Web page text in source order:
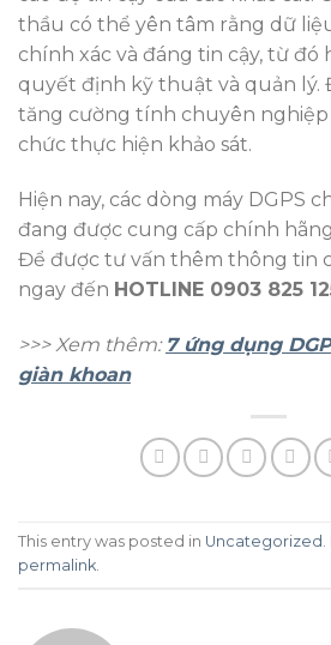
thầu có thể yên tâm rằng dữ
chính xác và đáng tin cậy, từ đó
quyết định kỹ thuật và quản lý.
tăng cường tính chuyên nghiệp
chức thực hiện khảo sát.
Hiện nay, các dòng máy DGPS
đang được cung cấp chính
Để được tư vấn thêm thông tin
ngay đến HOTLINE 0903 825
>>> Xem thêm: 7 ứng dụng
giàn khoan
This entry was posted in Uncategorized
permalink.